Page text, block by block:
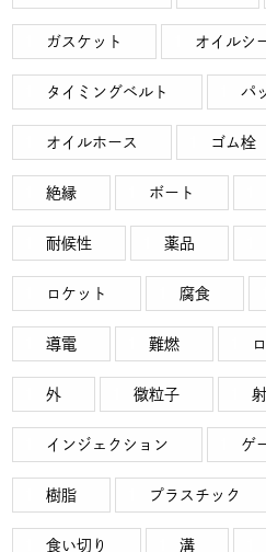
ガスケット オイルシ
タイミングベルト パ
オイルホース ゴム栓
絶縁 ボート
耐候性 薬品
ロケット 腐食
導電 難燃
外 微粒子
インジェクション ゲ
樹脂 プラスチック
食い切り 溝